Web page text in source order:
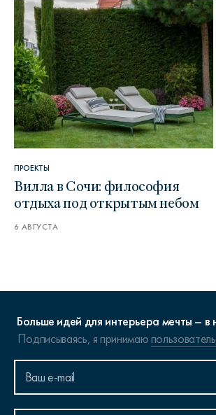
ПРОЕКТЫ
Вилла в Сочи: философия
отдыха под открытым небом
6 АВГУСТА
Больше идей для интерьера мечты – в
Подписываясь, я принимаю